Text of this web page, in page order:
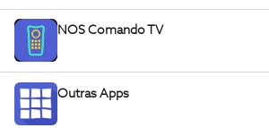
NOS Comando TV
Outras Apps